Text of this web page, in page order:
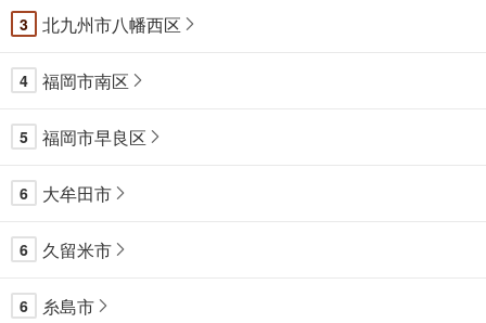
3 北九州市八幡西区
4 福岡市南区
5 福岡市早良区
6 大牟田市
6 久留米市
6 糸島市